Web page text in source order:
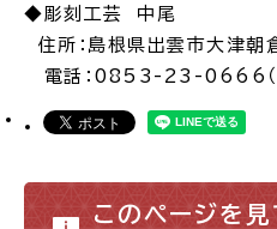
◆彫刻工芸 中尾
住所： 島根県出雲市大津朝倉
電話：0853-23-0666（
このページを